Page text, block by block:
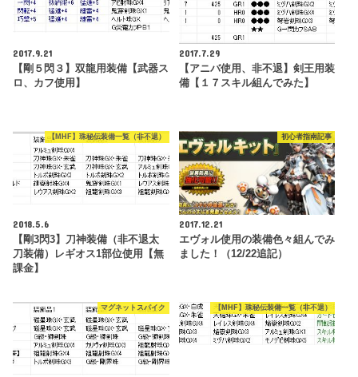
2017.9.21
【剛５閃３】双龍用装備【武器ス
ロ、カフ使用】
2017.7.29
【アニバ使用、非不退】剣王用装
備【１７スキル組んでみた】
【MHF】珠秘伝装備一覧（非不退）
2018.5.6
【剛3閃3】刀神装備（非不退太
刀装備）レギオス1部位使用【無
課金】
初心者指南記事
2017.12.21
エヴォル使用の装備色々組んでみ
ました！（12/22追記）
マグネットスパイク 【MHF】珠秘伝装備一覧（非不退）